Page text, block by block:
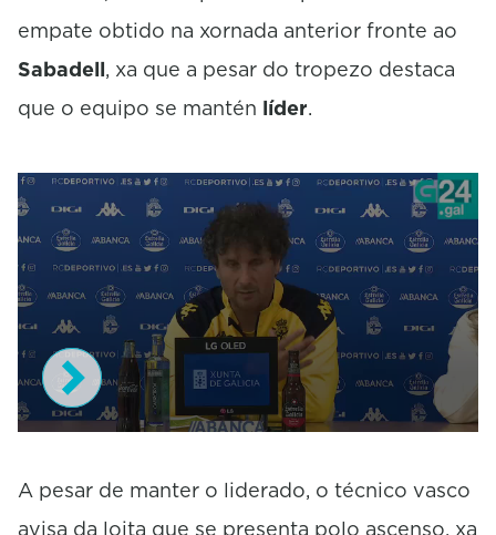
o
d
o
s
e
c
o
d
s
empate obtido na xornada anterior fronte ao
Sabadell, xa que a pesar do tropezo destaca
que o equipo se mantén líder.
e
o
A pesar de manter o liderado, o técnico vasco
avisa da loita que se presenta polo ascenso, xa